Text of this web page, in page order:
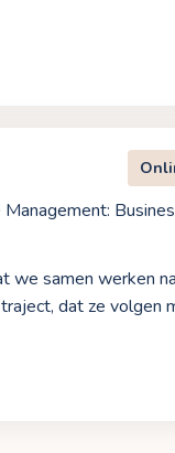
we samen werken
dat ze volgen